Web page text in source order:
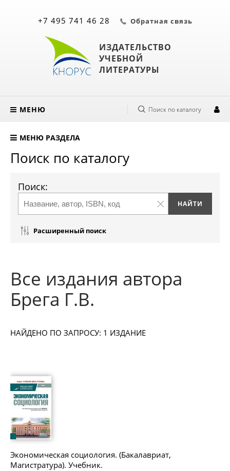
ИЗДАТЕЛЬСТВО
УЧЕБНОЙ
ЛИТЕРАТУРЫ
+7 495 741 46 28 Обратная связь
МЕНЮ Поиск по каталогу
МЕНЮ РАЗДЕЛА
Поиск по каталогу
Поиск:
Расширенный поиск
Все издания автора
Брега Г.В.
НАЙДЕНО ПО ЗАПРОСУ: 1 ИЗДАНИЕ
Экономическая социология. (Бакалавриат,
Магистратура). Учебник.